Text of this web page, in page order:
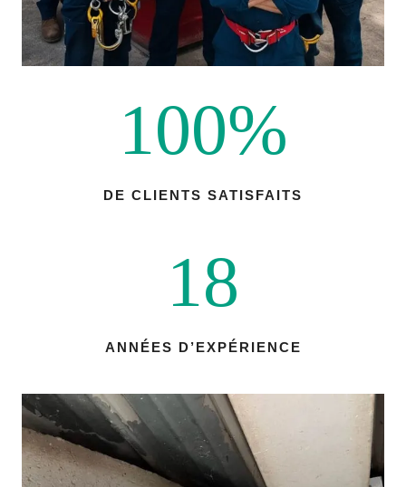
100%
DE CLIENTS SATISFAITS
18
ANNÉES D’EXPÉRIENCE